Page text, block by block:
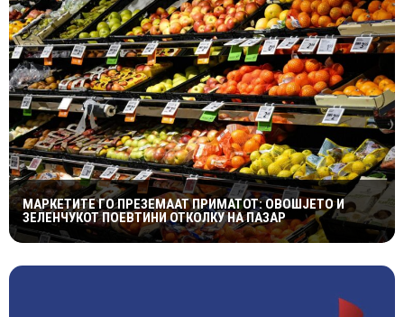
МАРКЕТИТЕ ГО ПРЕЗЕМААТ ПРИМАТОТ: ОВОШЈЕТО И
ЗЕЛЕНЧУКОТ ПОЕВТИНИ ОТКОЛКУ НА ПАЗАР